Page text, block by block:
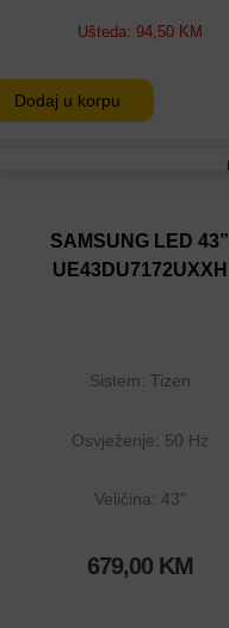
Ušteda: 94,50 KM
Dodaj u korpu
Dodaj u poređenje
SAMSUNG LED 43”
UE43DU7172UXXH
Sistem: Tizen
Osvježenje: 50 Hz
Veličina: 43"
679,00 KM